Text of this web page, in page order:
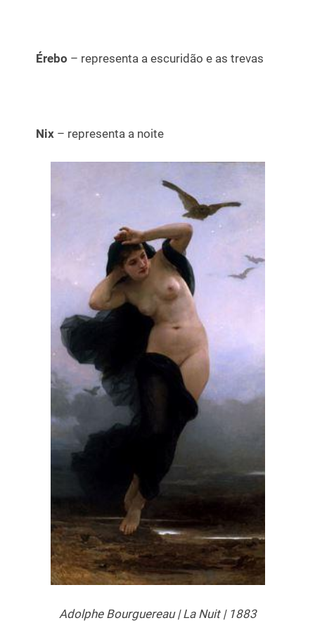
Érebo – representa a escuridão e as trevas
Nix – representa a noite
Adolphe Bourguereau | La Nuit | 1883